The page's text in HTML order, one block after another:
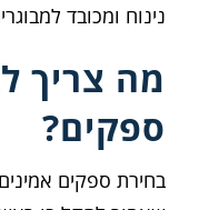
נינוח ומכובד
מה צריך
ספקים?
בחירת ספקים